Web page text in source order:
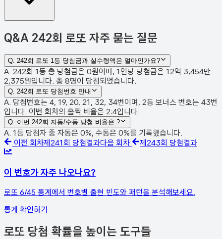
Q&A 242회 로또 자주 묻는 질문
Q. 242회 로또 1등 당첨금과 실수령액은 얼마인가요?
A. 242회 1등 총 당첨금은 0원이며, 1인당 당첨금은 12억 3,454만
2,375원입니다. 총 8명이 당첨되었습니다.
Q. 242회 로또 당첨번호 안내
A. 당첨번호는 4, 19, 20, 21, 32, 34번이며, 2등 보너스 번호는 43번
입니다. 이번 회차의 홀짝 비율은 2:4입니다.
Q. 이번 242회 자동/수동 당첨 비율은 ?
A. 1등 당첨자 중 자동은 0%, 수동은 0%를 기록했습니다.
이전 회차제 241회 당첨결과다음 회차 제 243회 당첨결과
이 번호가 자주 나오나요?
로또 6/45 통계에서 번호별 출현 빈도와 패턴을 분석해보세요.
통계 확인하기
로또 당첨 확률을 높이는 도구들